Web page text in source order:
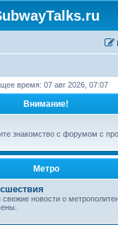
время: 07 авг 2026, 07:07
Внимание!
знакомство с форумом с
Метро
новости о